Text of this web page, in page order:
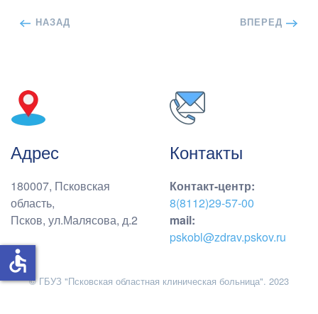
НАЗАД ВПЕРЕД
Адрес
180007, Псковская
область,
Псков, ул.Малясова, д.2
Контакты
Контакт-центр:
8(8112)29-57-00
mail:
pskobl@zdrav.pskov.ru
© ГБУЗ "Псковская областная клиническая больница". 2023
accessible